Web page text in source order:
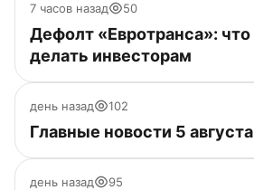
7 часов назад 50
Дефолт «Евротранса»: что
делать инвесторам
день назад 102
Главные новости 5 августа
день назад 95